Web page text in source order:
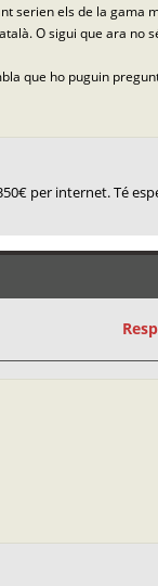
serien els de la gama
O sigui que ara no
que ho puguin
per internet. Té